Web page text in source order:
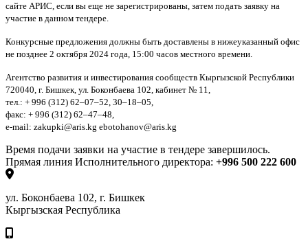
сайте АРИС, если вы еще не зарегистрированы, затем подать заявку на
участие в данном тендере.
Конкурсные предложения должны быть доставлены в нижеуказанный офис
не позднее 2 октября 2024 года, 15:00 часов местного времени.
Агентство развития и инвестирования сообществ Кыргызской Республики
720040, г. Бишкек, ул. Боконбаева 102, кабинет № 11,
тел.: + 996 (312) 62–07–52, 30–18–05,
факс: + 996 (312) 62–47–48,
e-mail: zakupki@aris.kg ebotohanov@aris.kg
Время подачи заявки на участие в тендере завершилось.
Прямая линия Исполнительного директора: +996 500 222 600
ул. Боконбаева 102, г. Бишкек
Кыргызская Республика